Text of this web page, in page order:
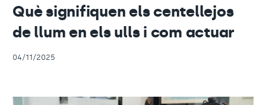
Què signifiquen els centellejos
de llum en els ulls i com actuar
04/11/2025